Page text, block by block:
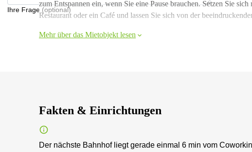
Ihre Frage (optional)
zum Entspannen ein, wenn Sie eine Pause brauchen. Setzen Sie
Restaurant oder ein Café und lassen Sie sich von der
Mehr über das Mietobjekt lesen
Fakten & Einrichtungen
Der nächste Bahnhof liegt gerade einmal 6 min vom